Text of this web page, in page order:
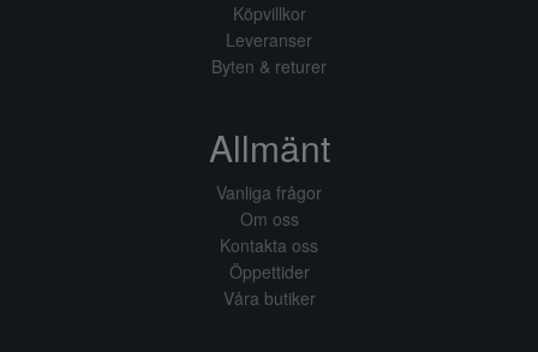
Köpvillkor
Leveranser
Byten & returer
Allmänt
Vanliga frågor
Om oss
Kontakta oss
Öppettider
Våra butiker